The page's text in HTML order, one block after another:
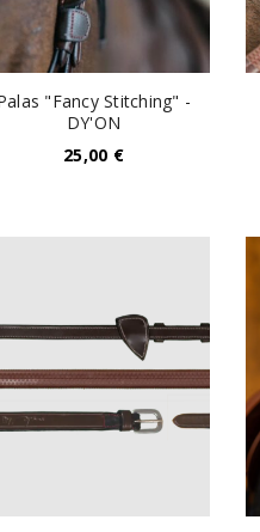
"Fancy Stitching" -
DY'ON
25,00 €